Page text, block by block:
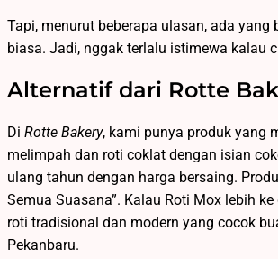
Tapi, menurut beberapa ulasan, ada
biasa. Jadi, nggak terlalu istimewa kalau
Alternatif dari Rotte
Di Rotte Bakery, kami punya produk yang
melimpah dan roti coklat dengan isian
ulang tahun dengan harga bersaing.
Semua Suasana”. Kalau Roti Mox lebih
roti tradisional dan modern yang cocok
Pekanbaru.